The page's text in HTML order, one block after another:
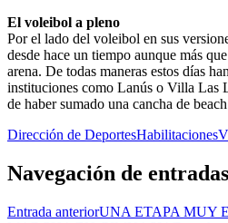
El voleibol a pleno
Por el lado del voleibol en sus
desde hace un tiempo aunque más
arena. De todas maneras estos días
instituciones como Lanús o Villa Las
de haber sumado una cancha de
Dirección de DeportesHabilitaciones
Navegación de entradas
Entrada anteriorUNA ETAPA MUY